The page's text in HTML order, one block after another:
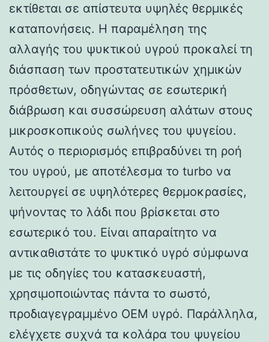
εκτίθεται σε απίστευτα υψηλές θερμικές
καταπονήσεις. Η παραμέληση της
αλλαγής του ψυκτικού υγρού προκαλεί τη
διάσπαση των προστατευτικών χημικών
πρόσθετων, οδηγώντας σε εσωτερική
διάβρωση και συσσώρευση αλάτων στους
μικροσκοπικούς σωλήνες του ψυγείου.
Αυτός ο περιορισμός επιβραδύνει τη ροή
του υγρού, με αποτέλεσμα το turbo να
λειτουργεί σε υψηλότερες θερμοκρασίες,
ψήνοντας το λάδι που βρίσκεται στο
εσωτερικό του. Είναι απαραίτητο να
αντικαθιστάτε το ψυκτικό υγρό σύμφωνα
με τις οδηγίες του κατασκευαστή,
χρησιμοποιώντας πάντα το σωστό,
προδιαγεγραμμένο OEM υγρό. Παράλληλα,
ελέγχετε συχνά τα κολάρα του ψυγείου